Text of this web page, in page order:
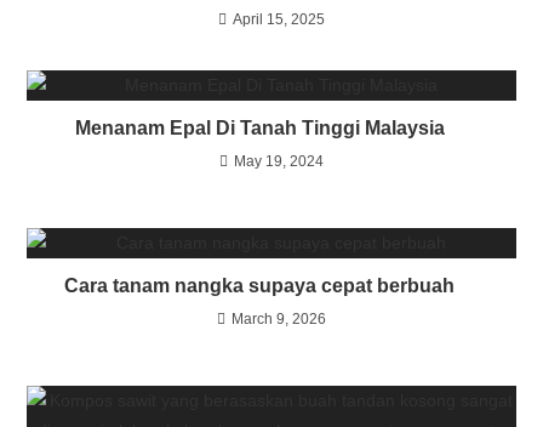
April 15, 2025
Menanam Epal Di Tanah Tinggi Malaysia
May 19, 2024
Cara tanam nangka supaya cepat berbuah
March 9, 2026